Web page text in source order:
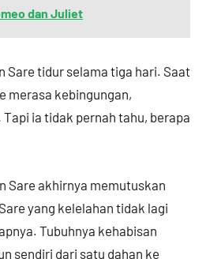
dan Juliet
Sare tidur selama tiga hari. Saat
merasa kebingungan,
ia tidak pernah tahu, berapa
Sare akhirnya memutuskan
yang kelelahan tidak lagi
Tubuhnya kehabisan
sendiri dari satu dahan ke